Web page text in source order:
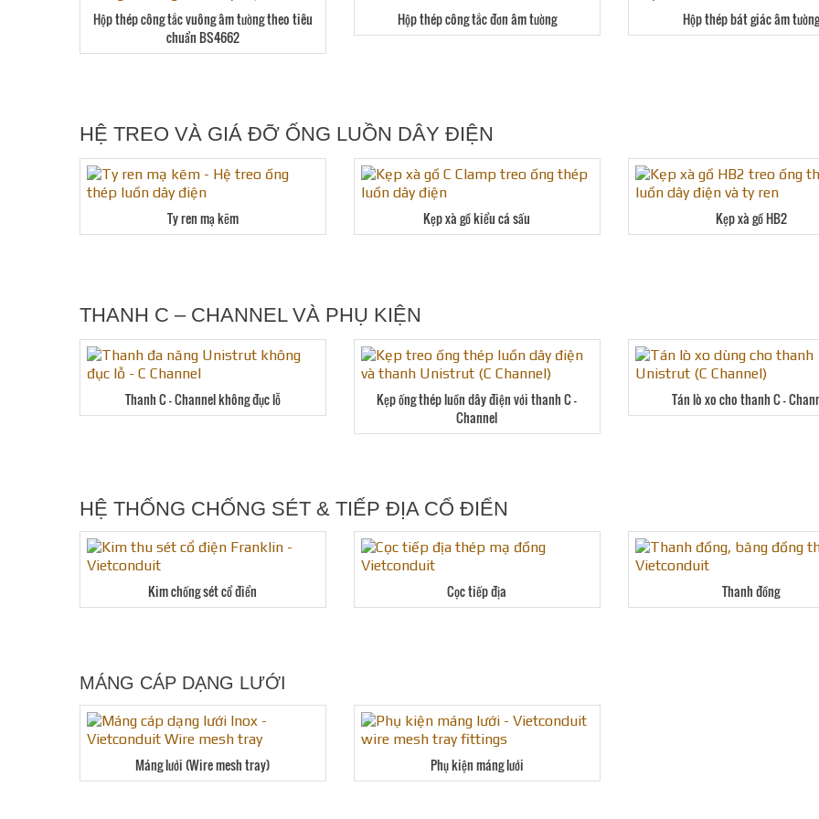
Hộp thép công tắc vuông âm tường theo tiêu
chuẩn BS4662
Hộp thép công tắc đơn âm tường Hộp thép bát giác âm tường
HỆ TREO VÀ GIÁ ĐỠ ỐNG LUỒN DÂY ĐIỆN
Ty ren mạ kẽm Kẹp xà gồ kiểu cá sấu Kẹp xà gồ HB2
THANH C – CHANNEL VÀ PHỤ KIỆN
Thanh C – Channel không đục lỗ
Kẹp ống thép luồn dây điện với thanh C –
Channel
Tán lò xo cho thanh C –
HỆ THỐNG CHỐNG SÉT & TIẾP ĐỊA CỔ ĐIỂN
Kim chống sét cổ điển Cọc tiếp địa Thanh đồng
MÁNG CÁP DẠNG LƯỚI
Máng lưới (Wire mesh tray) Phụ kiện máng lưới